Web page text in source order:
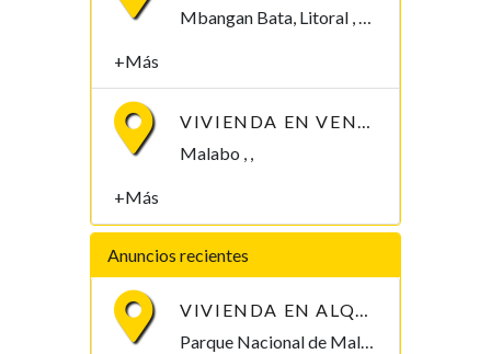
Mbangan Bata, Litoral , Guinea Ecuatorial
+Más
VIVIENDA EN VENTA. 8 MILLONES
Malabo , ,
+Más
Anuncios recientes
VIVIENDA EN ALQUILER POR PARQUE NACIONAL DE MALABO
Parque Nacional de Malabo Malabo, Bioko Norte , Guinea Ecuatorial